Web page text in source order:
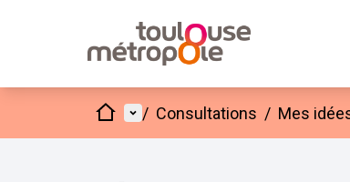
AccueilMenu principal
/ Consultations / Mes